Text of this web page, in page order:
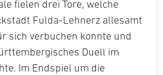
fielen drei Tore, welche
Fulda-Lehnerz allesamt
sich verbuchen konnte und
Duell im
Im Endspiel um die